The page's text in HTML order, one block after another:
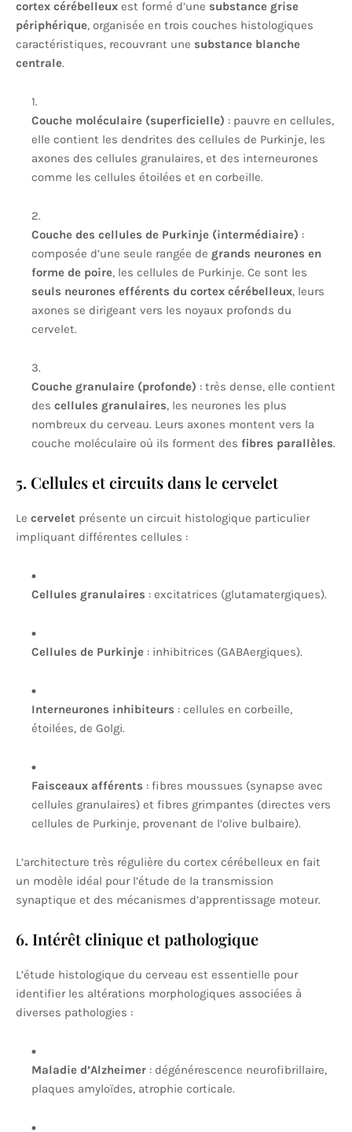
cortex cérébelleux est formé d’une substance grise
périphérique, organisée en trois couches histologiques
caractéristiques, recouvrant une substance blanche
centrale.
Couche moléculaire (superficielle) : pauvre en cellules,
elle contient les dendrites des cellules de Purkinje, les
axones des cellules granulaires, et des interneurones
comme les cellules étoilées et en corbeille.
Couche des cellules de Purkinje (intermédiaire) :
composée d’une seule rangée de grands neurones en
forme de poire, les cellules de Purkinje. Ce sont les
seuls neurones efférents du cortex cérébelleux, leurs
axones se dirigeant vers les noyaux profonds du
cervelet.
Couche granulaire (profonde) : très dense, elle contient
des cellules granulaires, les neurones les plus
nombreux du cerveau. Leurs axones montent vers la
couche moléculaire où ils forment des fibres parallèles.
5. Cellules et circuits dans le cervelet
Le cervelet présente un circuit histologique particulier
impliquant différentes cellules :
Cellules granulaires : excitatrices (glutamatergiques).
Cellules de Purkinje : inhibitrices (GABAergiques).
Interneurones inhibiteurs : cellules en corbeille,
étoilées, de Golgi.
Faisceaux afférents : fibres moussues (synapse avec
cellules granulaires) et fibres grimpantes (directes vers
cellules de Purkinje, provenant de l’olive bulbaire).
L’architecture très régulière du cortex cérébelleux en fait
un modèle idéal pour l’étude de la transmission
synaptique et des mécanismes d’apprentissage moteur.
6. Intérêt clinique et pathologique
L’étude histologique du cerveau est essentielle pour
identifier les altérations morphologiques associées à
diverses pathologies :
Maladie d’Alzheimer : dégénérescence neurofibrillaire,
plaques amyloïdes, atrophie corticale.